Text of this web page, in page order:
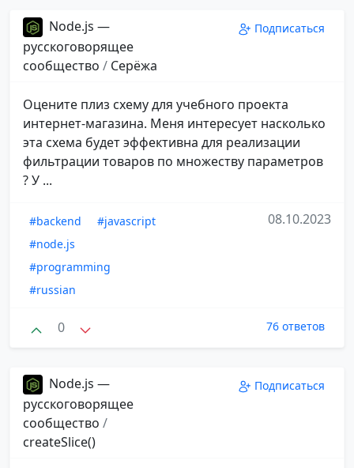
Node.js —
русскоговорящее
сообщество / Серёжа
Подписаться
Оцените плиз схему для учебного проекта
интернет-магазина. Меня интересует насколько
эта схема будет эффективна для реализации
фильтрации товаров по множеству параметров
? У ...
#backend
#javascript
#node.js
#programming
#russian
08.10.2023
0 76 ответов
Node.js —
русскоговорящее
сообщество /
createSlice()
Подписаться